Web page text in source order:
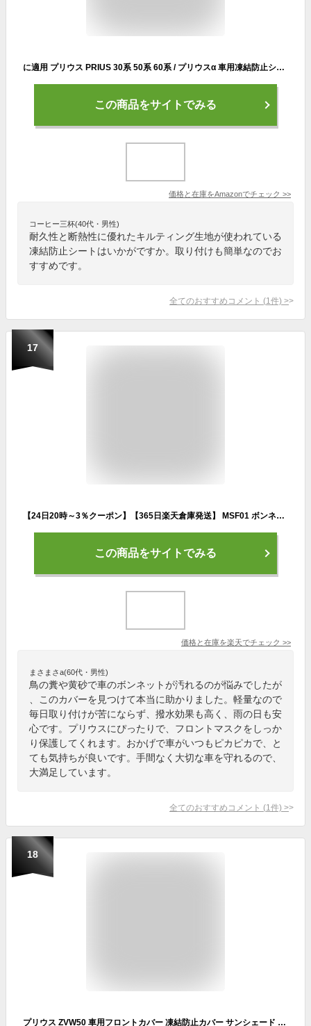
に適用 プリウス PRIUS 30系 50系 60系 / プリウスα 車用凍結防止シート 車 フロントガラスカバー 車 凍結防止カバー 撥水加工 汚れ防止 折りたたみ式 フロントガラカバー 車 フロントガラス 凍結防止 ボディカバー 落葉 積雪対策 蛍光反射ストリップ付き 軽自動車 SUV 普通車用
この商品をサイトでみる
価格と在庫をAmazonでチェック >>
コーヒー三杯(40代・男性)
耐久性と断熱性に優れたキルティング生地が使われている
凍結防止シートはいかがですか。取り付けも簡単なのでお
すすめです。
全てのおすすめコメント (1 件) >
17
【24日20時～3％クーポン】【365日楽天倉庫発送】 MSF01 ボンネット保護カバー セダン SUV プリウス スカイライン カローラ クラウン マークX ヤリスクロス フロントマスク シルバー グレー 軽量 ホコリ 黄砂 撥水 花粉 日除け 車用 車 カバー 凍結防止 鳥の糞 汎用
この商品をサイトでみる
価格と在庫を楽天でチェック >>
まさまさa(60代・男性)
鳥の糞や黄砂で車のボンネットが汚れるのが悩みでしたが
、このカバーを見つけて本当に助かりました。軽量なので
毎日取り付けが苦にならず、撥水効果も高く、雨の日も安
心です。プリウスにぴったりで、フロントマスクをしっか
り保護してくれます。おかげで車がいつもピカピカで、と
ても気持ちが良いです。手間なく大切な車を守れるので、
大満足しています。
全てのおすすめコメント (1 件) >
18
プリウス ZVW50 車用フロントカバー 凍結防止カバー サンシェード 雪対策 グッズ 日除け 汎用品